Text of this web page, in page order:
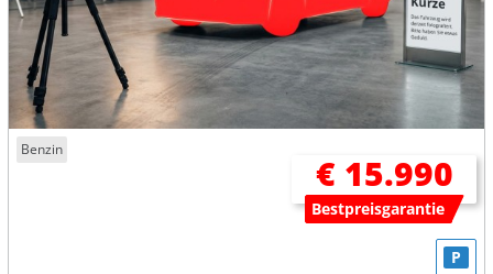
Benzin
€ 15.990
Bestpreisgarantie
P